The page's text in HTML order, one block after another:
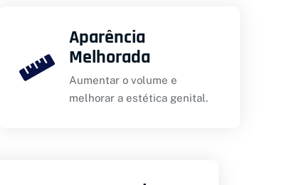
Aparência
Melhorada
Aumentar o volume e
melhorar a estética genital.